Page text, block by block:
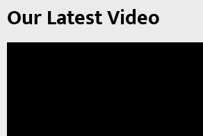
Our Latest Video